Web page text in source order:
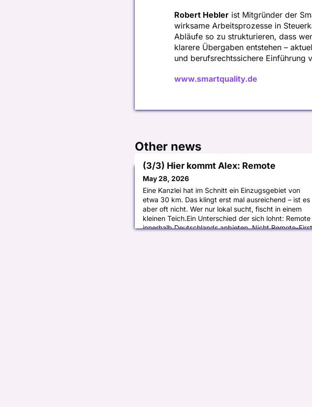
Robert Hebler ist Mitgründer der
wirksame Arbeitsprozesse in
Abläufe so zu strukturieren, dass
klarere Übergaben entstehen –
und berufsrechtssichere Einführung
www.smartquality.de
Other news
(3/3) Hier kommt Alex: Remote
May 28, 2026
Eine Kanzlei hat im Schnitt ein Einzugsgebiet von
etwa 30 km. Das klingt erst mal ausreichend – ist es
aber oft nicht. Wer nur lokal sucht, fischt in einem
kleinen Teich.Ein Unterschied der sich lohnt: Remote
innerhalb Deutschlands anbieten. Nicht Remote-First